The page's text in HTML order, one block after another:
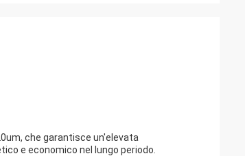
che garantisce un'elevata
e economico nel lungo periodo.